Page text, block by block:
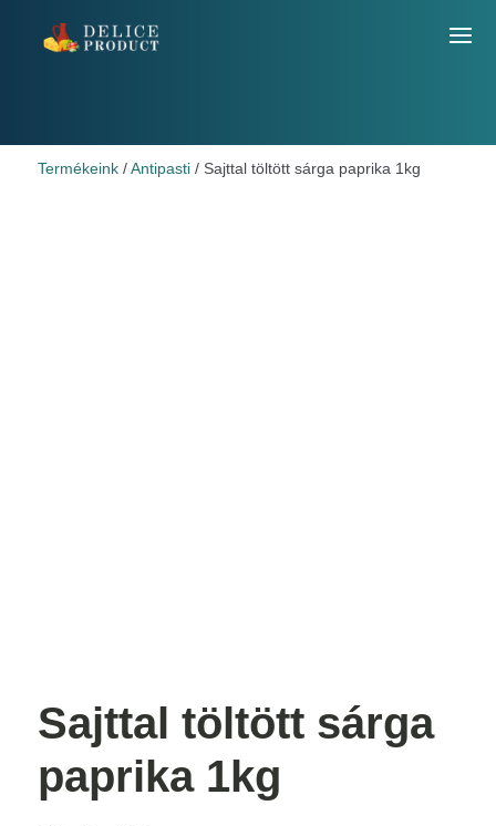
Termékeink/Antipasti/ Sajttal töltött sárga paprika 1kg
Sajttal töltött sárga
paprika 1kg